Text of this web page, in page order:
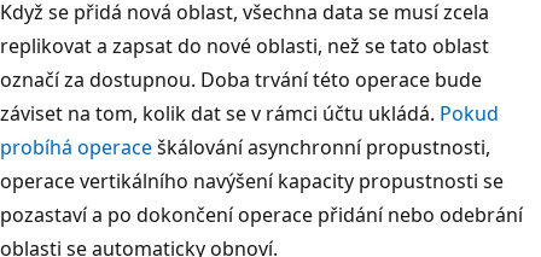
Když se přidá nová oblast, všechna data se musí zcela
replikovat a zapsat do nové oblasti, než se tato oblast
označí za dostupnou. Doba trvání této operace bude
záviset na tom, kolik dat se v rámci účtu ukládá. Pokud
probíhá operaceškálování asynchronní propustnosti,
operace vertikálního navýšení kapacity propustnosti se
pozastaví a po dokončení operace přidání nebo odebrání
oblasti se automaticky obnoví.